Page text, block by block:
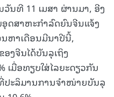
ວັນທີ 11 ເມສາ ຜ່ານມາ, ອີງ
ດສາຫະກຳລົດຍົນຈີນແຈ້ງ
ຫາເດືອນມີນາປີນີ້,
ງຈີນໄດ້ບັນລຸເຖິງ
ເມື່ອທຽບໃສ່ໄລຍະດຽວກັນ
ປະລິມານການຈຳໜ່າຍບັນລຸ